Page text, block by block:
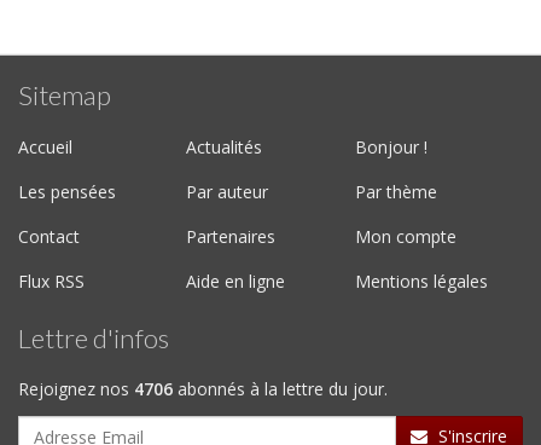
Sitemap
Accueil Actualités
Bonjour !
Les pensées
Par auteur
Par thème
Contact
Partenaires
Mon compte
Flux RSS
Aide en ligne Mentions légales
Lettre d'infos
Rejoignez nos 4706 abonnés à la lettre du jour.
S'inscrire